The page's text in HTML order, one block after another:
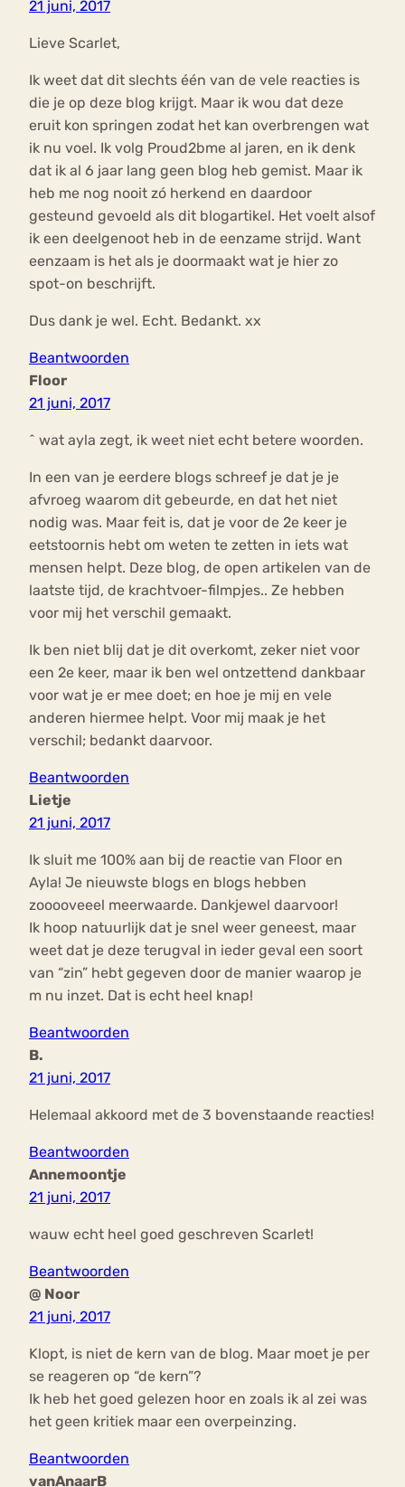
21 juni, 2017
Lieve Scarlet,
Ik weet dat dit slechts één van de vele reacties is
die je op deze blog krijgt. Maar ik wou dat deze
eruit kon springen zodat het kan overbrengen wat
ik nu voel. Ik volg Proud2bme al jaren, en ik denk
dat ik al 6 jaar lang geen blog heb gemist. Maar ik
heb me nog nooit zó herkend en daardoor
gesteund gevoeld als dit blogartikel. Het voelt alsof
ik een deelgenoot heb in de eenzame strijd. Want
eenzaam is het als je doormaakt wat je hier zo
spot-on beschrijft.
Dus dank je wel. Echt. Bedankt. xx
Beantwoorden
Floor
21 juni, 2017
^ wat ayla zegt, ik weet niet echt betere woorden.
In een van je eerdere blogs schreef je dat je je
afvroeg waarom dit gebeurde, en dat het niet
nodig was. Maar feit is, dat je voor de 2e keer je
eetstoornis hebt om weten te zetten in iets wat
mensen helpt. Deze blog, de open artikelen van de
laatste tijd, de krachtvoer-filmpjes.. Ze hebben
voor mij het verschil gemaakt.
Ik ben niet blij dat je dit overkomt, zeker niet voor
een 2e keer, maar ik ben wel ontzettend dankbaar
voor wat je er mee doet; en hoe je mij en vele
anderen hiermee helpt. Voor mij maak je het
verschil; bedankt daarvoor.
Beantwoorden
Lietje
21 juni, 2017
Ik sluit me 100% aan bij de reactie van Floor en
Ayla! Je nieuwste blogs en blogs hebben
zooooveeel meerwaarde. Dankjewel daarvoor!
Ik hoop natuurlijk dat je snel weer geneest, maar
weet dat je deze terugval in ieder geval een soort
van “zin” hebt gegeven door de manier waarop je
m nu inzet. Dat is echt heel knap!
Beantwoorden
B.
21 juni, 2017
Helemaal akkoord met de 3 bovenstaande reacties!
Beantwoorden
Annemoontje
21 juni, 2017
wauw echt heel goed geschreven Scarlet!
Beantwoorden
@ Noor
21 juni, 2017
Klopt, is niet de kern van de blog. Maar moet je per
se reageren op “de kern”?
Ik heb het goed gelezen hoor en zoals ik al zei was
het geen kritiek maar een overpeinzing.
Beantwoorden
vanAnaarB